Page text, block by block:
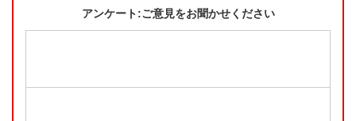
アンケート:ご意見をお聞かせください